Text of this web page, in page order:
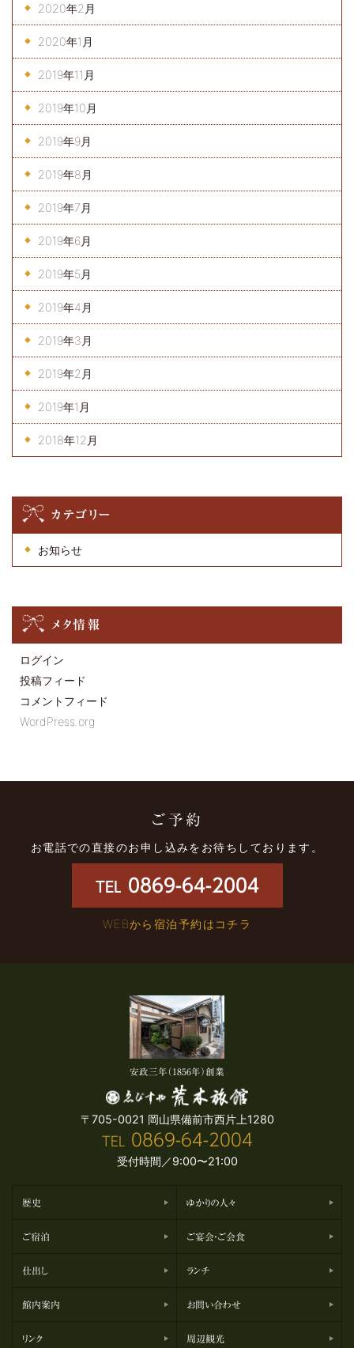
2020年2月
2020年1月
2019年11月
2019年10月
2019年9月
2019年8月
2019年7月
2019年6月
2019年5月
2019年4月
2019年3月
2019年2月
2019年1月
2018年12月
カテゴリー
お知らせ
メタ情報
ログイン
投稿フィード
コメントフィード
WordPress.org
ご予約
お電話での直接のお申し込みをお待ちしております。
TEL 0869-64-2004
WEBから宿泊予約はコチラ
安政三年（1856年）創業
〒705-0021 岡山県備前市西片上1280
TEL
0869-64-2004
受付時間／9:00〜21:00
歴史 ゆかりの人々
ご宿泊 ご宴会・ご会食
仕出し ランチ
館内案内 お問い合わせ
リンク 周辺観光